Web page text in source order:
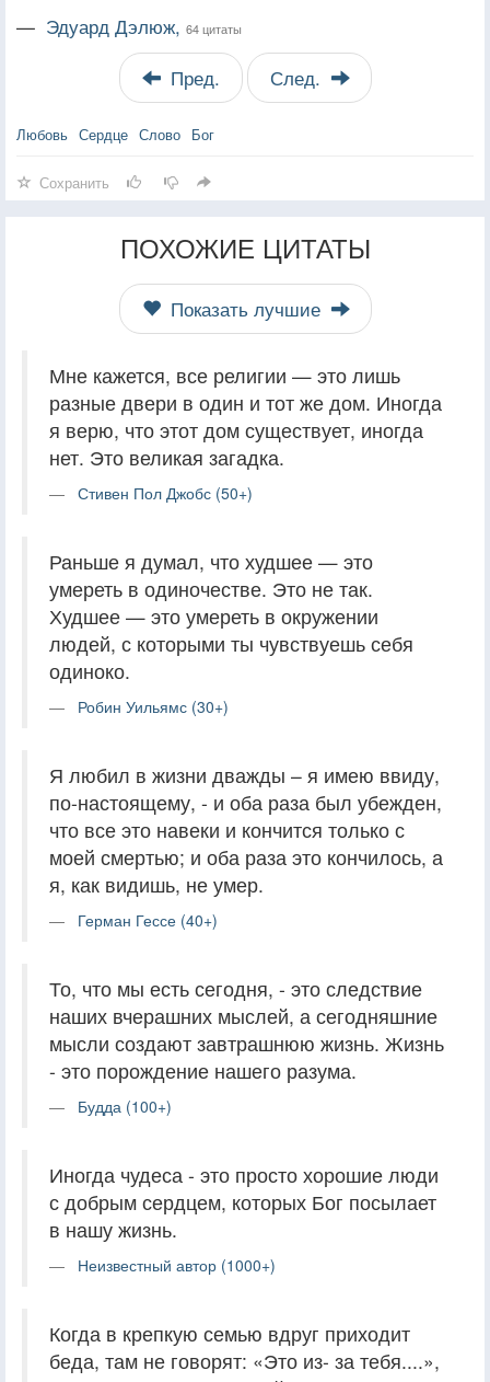
— Эдуард Дэлюж, 64 цитаты
Пред. След.
Любовь Сердце Слово Бог
Сохранить
ПОХОЖИЕ ЦИТАТЫ
Показать лучшие
Мне кажется, все религии — это лишь
разные двери в один и тот же дом. Иногда
я верю, что этот дом существует, иногда
нет. Это великая загадка.
Стивен Пол Джобс (50+)
Раньше я думал, что худшее — это
умереть в одиночестве. Это не так.
Худшее — это умереть в окружении
людей, с которыми ты чувствуешь себя
одиноко.
Робин Уильямс (30+)
Я любил в жизни дважды – я имею ввиду,
по-настоящему, - и оба раза был убежден,
что все это навеки и кончится только с
моей смертью; и оба раза это кончилось, а
я, как видишь, не умер.
Герман Гессе (40+)
То, что мы есть сегодня, - это следствие
наших вчерашних мыслей, а сегодняшние
мысли создают завтрашнюю жизнь. Жизнь
- это порождение нашего разума.
Будда (100+)
Иногда чудеса - это просто хорошие люди
с добрым сердцем, которых Бог посылает
в нашу жизнь.
Неизвестный автор (1000+)
Когда в крепкую семью вдруг приходит
беда, там не говорят: «Это из- за тебя....»,